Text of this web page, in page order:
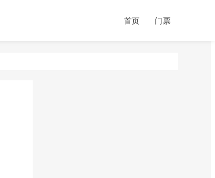
首页 门票